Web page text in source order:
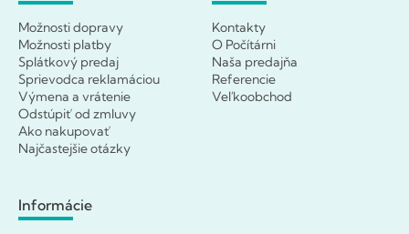
Možnosti dopravy
Možnosti platby
Splátkový predaj
Sprievodca reklamáciou
Výmena a vrátenie
Odstúpiť od zmluvy
Ako nakupovať
Najčastejšie otázky
Kontakty
O Počítárni
Naša predajňa
Referencie
Veľkoobchod
Informácie